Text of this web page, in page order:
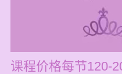
课程价格每节120-